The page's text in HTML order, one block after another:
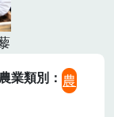
農業類別 農